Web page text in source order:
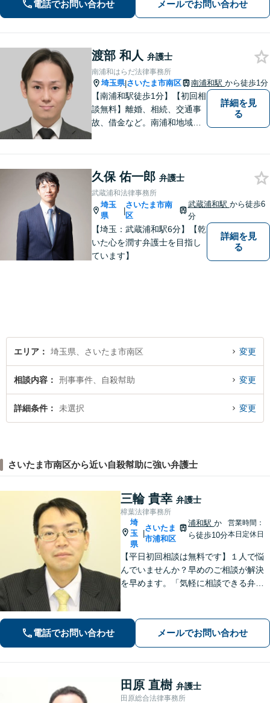
にも迅速に対応【刑事事件】性犯罪に
特化した弁護士。私はあなたの味方で
す。
電話でお問い合わせ メールでお問い合わせ
渡部 和人 弁護士
南浦和はらだ法律事務所
埼玉県|さいたま市南区 南浦和駅 から徒歩1分
【南浦和駅徒歩1分】【初回相
談無料】離婚、相続、交通事
故、借金など。南浦和地域の
かを常に考えて弁護に取り組
んでまいります。
詳細を見
る
久保 佑一郎 弁護士
武蔵浦和法律事務所
埼玉
県
|
さいたま市南
区
武蔵浦和駅 から徒歩6
分
【埼玉：武蔵浦和駅6分】【乾
いた心を潤す弁護士を目指し
ています】
詳細を見
る
エリア 埼玉県、さいたま市南区 変更
相談内容 刑事事件、自殺幇助 変更
詳細条件 未選択 変更
さいたま市南区から近い自殺幇助に強い弁護士
三輪 貴幸 弁護士
樟葉法律事務所
埼
玉
県
|
さいたま
市浦和区
浦和駅か
ら徒歩10分
営業時間：
本日定休日
【平日初回相談は無料です】１人で悩
んでいませんか？早めのご相談が解決
を早めます。「気軽に相談できる弁護
かした迅速な行動力でサポートしま
す。まずはお気軽にご相談ください。
電話でお問い合わせ メールでお問い合わせ
田原 直樹 弁護士
田原総合法律事務所